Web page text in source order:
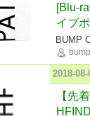
[Blu-
イブ
BUMP
2018-
【先